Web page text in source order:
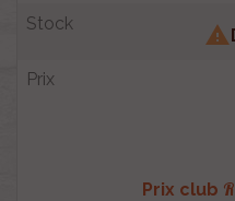

Prix club